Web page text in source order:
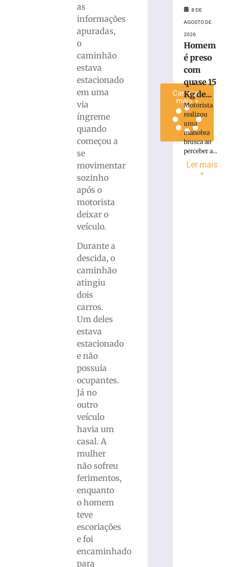
as
informações
apuradas,
o
caminhão
estava
estacionado
em uma
via
íngreme
quando
começou a
se
movimentar
sozinho
após o
motorista
deixar o
veículo.
Durante a
descida, o
caminhão
atingiu
dois
carros.
Um deles
estava
estacionado
e não
possuía
ocupantes.
Já no
outro
veículo
havia um
casal. A
mulher
não sofreu
ferimentos,
enquanto
o homem
teve
escoriações
e foi
encaminhado
para
Carregar
mais »
8 DE
AGOSTO DE
2026
Homem
é preso
com
quase 15
Kg de...
Motorista
realizou
uma
manobra
brusca ao
perceber a...
Ler mais
»